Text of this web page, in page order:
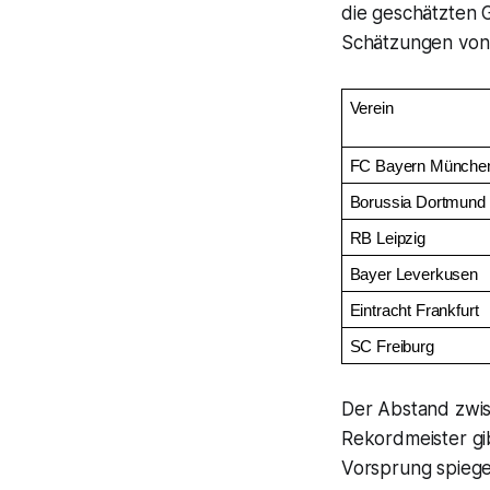
die geschätzten
Schätzungen
Verein
FC Bayern
Borussia Dortmund
RB Leipzig
Bayer Leverkusen
Eintracht Frankfurt
SC Freiburg
Der Abstand
Rekordmeister
Vorsprung